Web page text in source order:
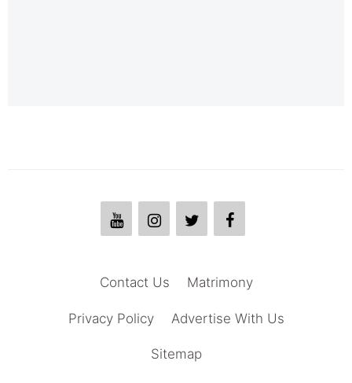
Matrimony
Contact Us
Advertise With Us
Privacy Policy
Sitemap